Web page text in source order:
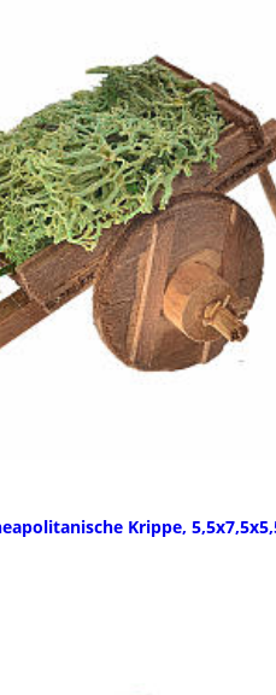
Krippe,